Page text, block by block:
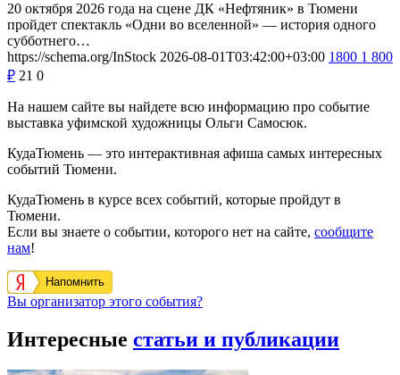
20 октября 2026 года на сцене ДК «Нефтяник» в Тюмени
пройдет спектакль «Одни во вселенной» — история одного
субботнего…
https://schema.org/InStock 2026-08-01T03:42:00+03:00 1800 1 800
₽ 21 0
На нашем сайте вы найдете всю информацию про событие
выставка уфимской художницы Ольги Самосюк.
КудаТюмень — это интерактивная афиша самых интересных
событий Тюмени.
КудаТюмень в курсе всех событий, которые пройдут в
Тюмени.
Если вы знаете о событии, которого нет на сайте, сообщите
нам!
Напомнить
Вы организатор этого события?
Интересные статьи и публикации